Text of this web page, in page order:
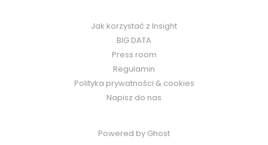
Jak korzystać z Insight
BIG DATA
Press room
Regulamin
Polityka prywatności & cookies
Napisz do nas
Powered by Ghost